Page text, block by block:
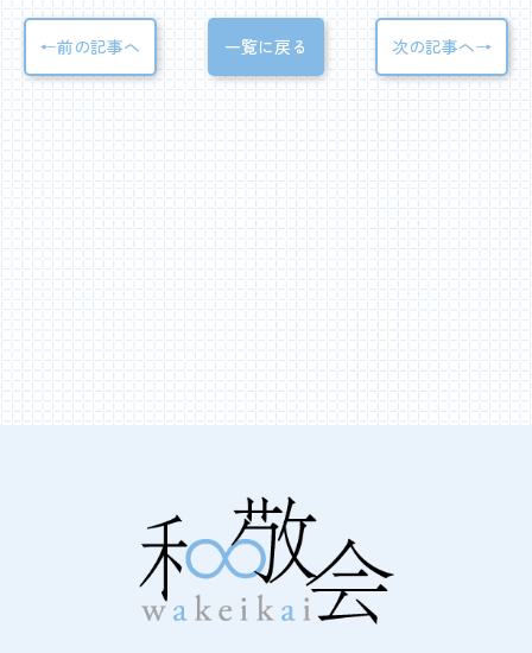
←前の記事へ 一覧に戻る 次の記事へ→